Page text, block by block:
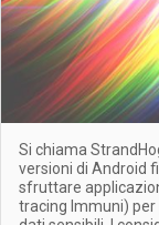
Si chiama
versioni di Android
sfruttare
tracing Immuni) per